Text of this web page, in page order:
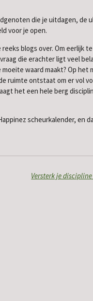
die je uitdagen,
voor je open.
blogs over. Om eerlijk
die erachter ligt veel
waard maakt? Op
ruimte ontstaat om er vol
het een hele berg
scheurkalender, en